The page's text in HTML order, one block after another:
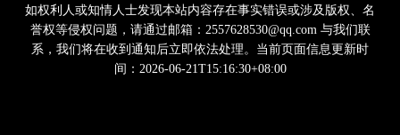
如权利人或知情人士发现本站内容存在事实错误或涉及版权、名
誉权等侵权问题，请通过邮箱：2557628530@qq.com 与我们联
系，我们将在收到通知后立即依法处理。当前页面信息更新时
间：2026-06-21T15:16:30+08:00